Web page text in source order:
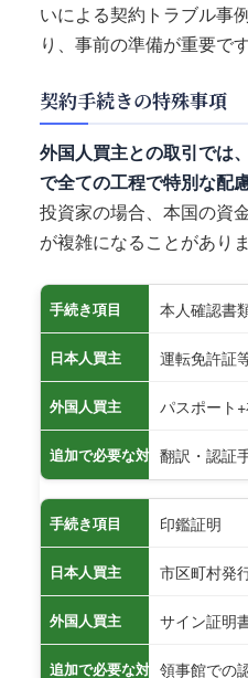
いによる契約トラブル事
り、事前の準備が重要です
契約手続きの特殊事項
外国人買主との取引では
で全ての工程で特別な配
投資家の場合、本国の資
が複雑になることがありま
手続き項目 本人確認書
日本人買主 運転免許証
外国人買主 パスポート
追加で必要な対応翻訳・認証
手続き項目 印鑑証明
日本人買主 市区町村発
外国人買主 サイン証明
追加で必要な対応領事館での